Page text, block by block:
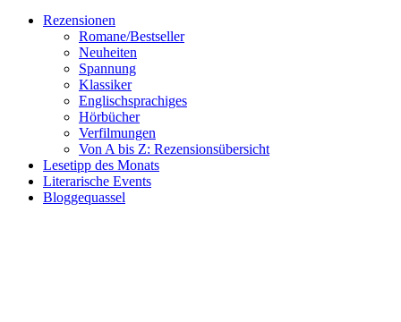
Rezensionen
Romane/Bestseller
Neuheiten
Spannung
Klassiker
Englischsprachiges
Hörbücher
Verfilmungen
Von A bis Z: Rezensionsübersicht
Lesetipp des Monats
Literarische Events
Bloggequassel